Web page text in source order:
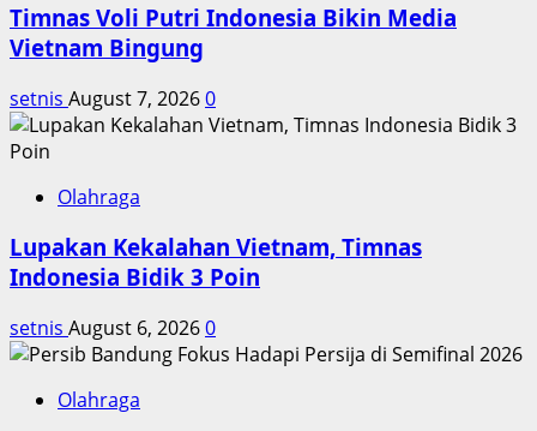
Larang
Timnas
Israel
Timnas Voli Putri Indonesia Bikin Media
Vietnam Bingung
setnis August 7, 20260
Olahraga
Lupakan Kekalahan Vietnam, Timnas
Indonesia Bidik 3 Poin
setnis August 6, 20260
Olahraga